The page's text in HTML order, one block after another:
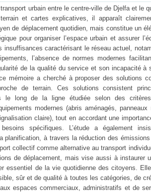
transport urbain entre le centre-ville de Djelfa et le
et cartes explicatives, il apparaît
de déplacement quotidien, mais constitue un
pour organiser l’espace urbain et assurer
insuffisances caractérisant le réseau actuel,
l’absence de normes modernes
de la qualité du service et son incapacité à
mémoire a cherché à proposer des solutions
de terrain. Ces solutions consistent
le long de la ligne étudiée selon des
modernes (abris aménagés,
claire), tout en accordant une
spécifiques. L’étude a également
planification, à travers la réduction des
collectif comme alternative au transport
de déplacement, mais vise aussi à instaurer
essentiel de la vie quotidienne des citoyens.
sûr et de qualité à toutes les catégories, de
espaces commerciaux, administratifs et de